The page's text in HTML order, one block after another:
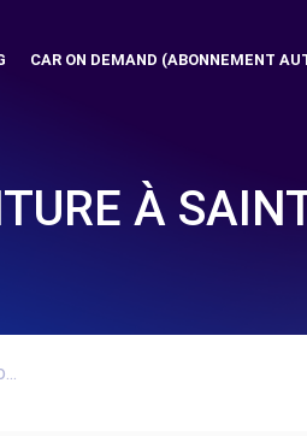
CAR ON DEMAND (ABONNEMENT
À